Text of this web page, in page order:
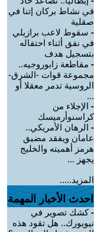
في نشاط بركان إتنا في
صقلية
- سقوط لاعب برازيلي
في نفق أثناء احتفاله
بتسجيل هدف
- مقاطعة زابوروجيه..
مجموعة قوات -الشرق-
الروسية تدمر معقلا أو
...
- الإجلاء من
كراسنوأرميسك
- الرهان الأمريكي..
عامان ويفقد مضيق
هرمز أهميته والخليج
يجهز ...
المزيد.....
احدث الأخبار المهمة
-كشك تصوير في
نيويورك.. هل تقود هذه